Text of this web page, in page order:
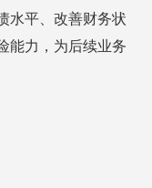
水平、改善财务状
能力，为后续业务